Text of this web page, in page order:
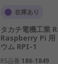
在庫あり
タカチ電機工業
Raspberry Pi 用
ウム RPI-1
RS品番 186-1849